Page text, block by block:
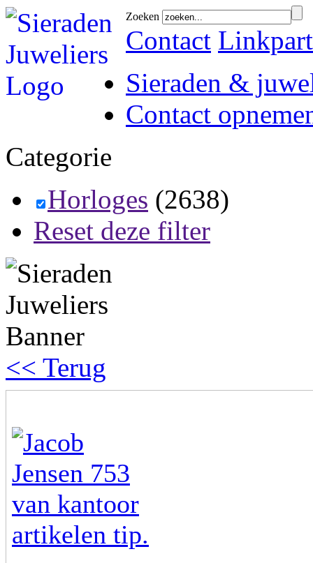
Zoeken
Contact
Sieraden &
Contact
Categorie
Horloges (2638)
Reset deze filter
<< Terug